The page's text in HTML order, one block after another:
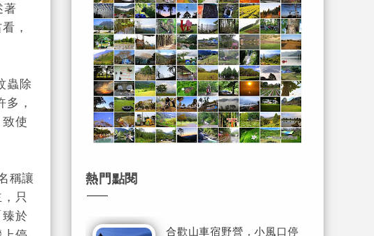
著
，
蟲除
，
使
稱讓
只
於
熱門點閱
合歡山車宿野營，小風口停